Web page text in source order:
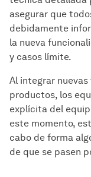
asegurar que
debidamente
la nueva
y casos límite.
Al integrar nuevas
productos, los
explícita del
este momento,
cabo de forma
de que se pasen